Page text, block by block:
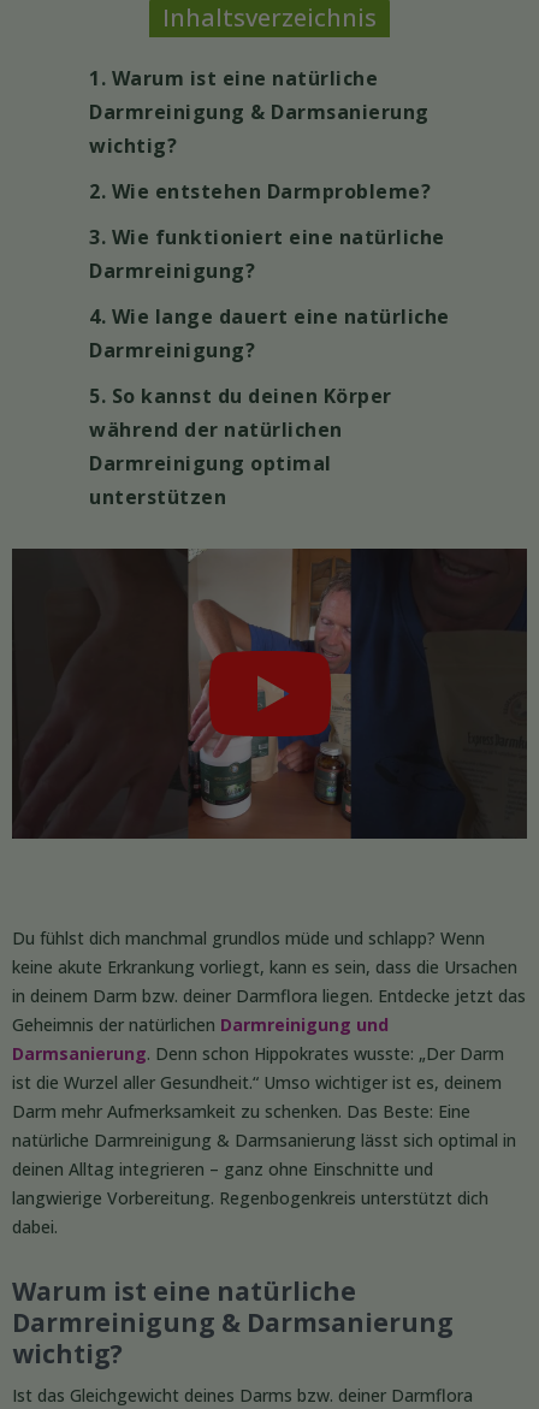
Inhaltsverzeichnis
1. Warum ist eine natürliche
Darmreinigung & Darmsanierung
wichtig?
2. Wie entstehen Darmprobleme?
3. Wie funktioniert eine natürliche
Darmreinigung?
4. Wie lange dauert eine natürliche
Darmreinigung?
5. So kannst du deinen Körper
während der natürlichen
Darmreinigung optimal
unterstützen
Du fühlst dich manchmal grundlos müde und schlapp? Wenn
keine akute Erkrankung vorliegt, kann es sein, dass die Ursachen
in deinem Darm bzw. deiner Darmflora liegen. Entdecke jetzt das
Geheimnis der natürlichen Darmreinigung und
Darmsanierung. Denn schon Hippokrates wusste: „Der Darm
ist die Wurzel aller Gesundheit.“ Umso wichtiger ist es, deinem
Darm mehr Aufmerksamkeit zu schenken. Das Beste: Eine
natürliche Darmreinigung & Darmsanierung lässt sich optimal in
deinen Alltag integrieren – ganz ohne Einschnitte und
langwierige Vorbereitung. Regenbogenkreis unterstützt dich
dabei.
Warum ist eine natürliche
Darmreinigung & Darmsanierung
wichtig?
Ist das Gleichgewicht deines Darms bzw. deiner Darmflora